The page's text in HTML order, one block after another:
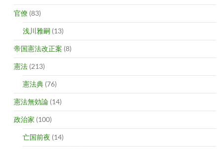
官僚 (83)
浅川雅嗣 (13)
帝国憲法改正案 (8)
憲法 (213)
憲法典 (76)
憲法無効論 (14)
政治家 (100)
亡国前夜 (14)